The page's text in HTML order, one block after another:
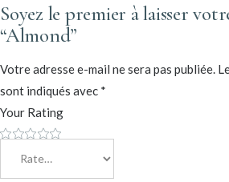
Soyez le premier à laisser
“Almond”
Votre adresse e-mail ne sera pas publiée.
sont indiqués avec *
Your Rating